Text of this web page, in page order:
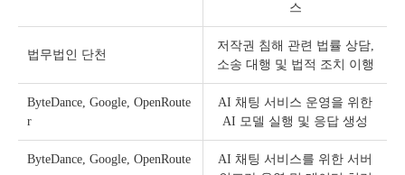
스
법무법인 단천
저작권 침해 관련 법률 상담,
소송 대행 및 법적 조치 이행
ByteDance, Google, OpenRoute
r
AI 채팅 서비스 운영을 위한
AI 모델 실행 및 응답 생성
ByteDance, Google, OpenRoute
AI 채팅 서비스를 위한 서버